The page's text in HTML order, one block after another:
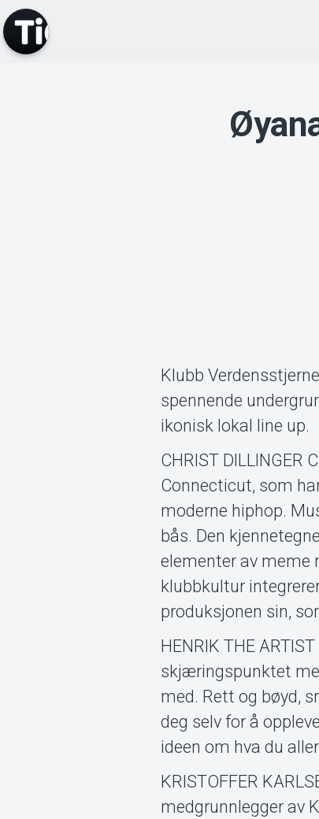
Klubb
spennende
ikonisk lokal line up.
CHRIST DILLINGER
Connecticut, som
moderne hiphop.
bås. Den
elementer av meme
klubbkultur
produksjonen sin,
HENRIK THE
skjæringspunktet
med. Rett og bøyd,
deg selv for å
ideen om hva du
KRISTOFFER
medgrunnlegger av